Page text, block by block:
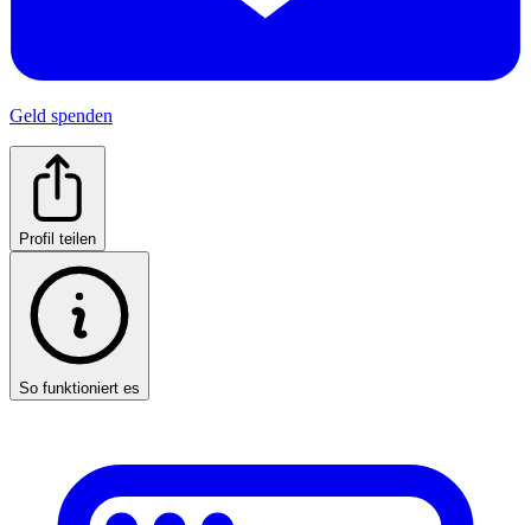
Geld spenden
Profil teilen
So funktioniert es